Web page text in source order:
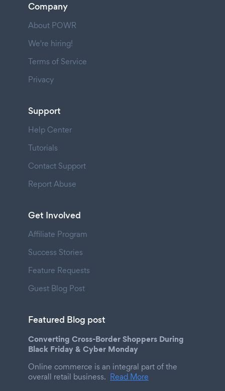
Company
About POWR
We're hiring!
Terms of Service
Privacy
Support
Help Center
Tutorials
Contact Support
Report Abuse
Get Involved
Affiliate Program
Success Stories
Feature Requests
Guest Blog Post
Featured Blog post
Converting Cross-Border Shoppers During
Black Friday & Cyber Monday
Online commerce is an integral part of the
overall retail business. Read More